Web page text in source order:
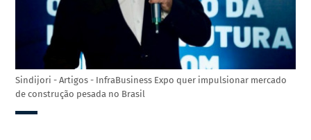
Sindijori - Artigos - InfraBusiness Expo quer impulsionar mercado
de construção pesada no Brasil